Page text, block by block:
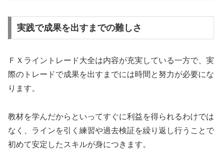
実践で成果を出すまでの難しさ
ＦＸライントレード大全は内容が充実している一方で、実
際のトレードで成果を出すまでには時間と努力が必要にな
ります。
教材を学んだからといってすぐに利益を得られるわけでは
なく、ラインを引く練習や過去検証を繰り返し行うことで
初めて安定したスキルが身につきます。